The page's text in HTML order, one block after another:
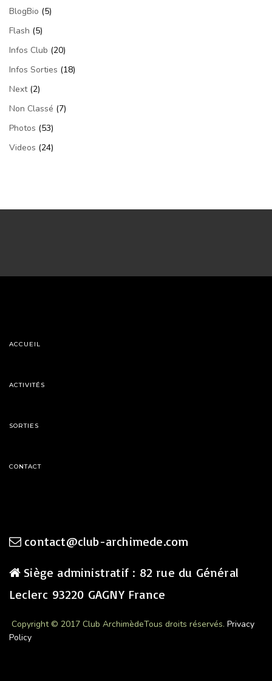
BlogBio (5)
Flash (5)
Infos Club (20)
Infos Sorties (18)
Next(2)
Non Classé (7)
Photos (53)
Videos (24)
ACCUEIL
ACTIVITÉS
SORTIES
CONTACT
contact@club-archimede.com
Siège administratif : 82 rue du Général
Leclerc 93220 GAGNY France
Copyright © 2017 Club ArchimèdeTous droits réservés. Privacy
Policy